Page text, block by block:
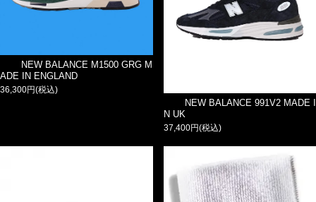
NEW BALANCE M1500 GRG M
ADE IN ENGLAND
36,300円(税込)
NEW BALANCE 991V2 MADE I
N UK
37,400円(税込)